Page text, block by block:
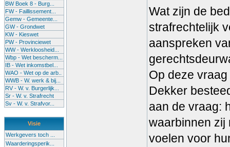
BW Boek 8 - Burg...
FW - Faillissement...
Gemw - Gemeente...
GW - Grondwet
KW - Kieswet
PW - Provinciewet
WW - Werkloosheid...
Wbp - Wet bescherm...
IB - Wet inkomstbel...
WAO - Wet op de arb..
WWB - W. werk & bij...
RV - W. v. Burgerlijk...
Sr - W. v. Strafrecht
Sv - W. v. Strafvor...
Visie
Werkgevers toch ...
Waarderingsperik...
Wat zijn de
strafrechtelijk
aanspreken
Op deze
Dekker
aan de vraag:
waarbinnen zij
voelen voor